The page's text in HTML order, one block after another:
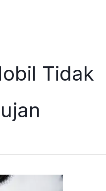
Tidak